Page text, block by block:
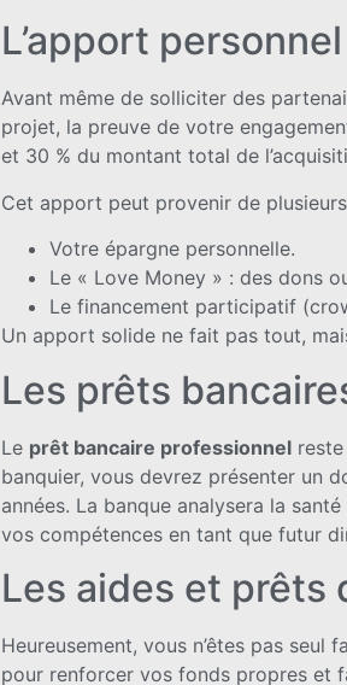
L’apport
Avant même de solliciter des
projet, la preuve de votre
et 30 % du montant total de
Cet apport peut provenir de
Votre épargne personnelle.
Le « Love Money » : des dons
Le financement participatif
Un apport solide ne fait pas tout,
Les prêts
Le prêt bancaire professionnel
banquier, vous devrez présenter un
années. La banque analysera la
vos compétences en tant que futur
Les aides et prêts
Heureusement, vous n’êtes pas
pour renforcer vos fonds propres et